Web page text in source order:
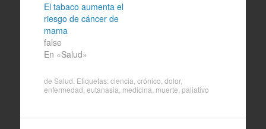
El tabaco aumenta el
riesgo de cáncer de
mama
false
En «Salud»
de Salud . Etiquetas:ciencia crónico dolor,
enfermedad eutanasia medicina muerte paliativo